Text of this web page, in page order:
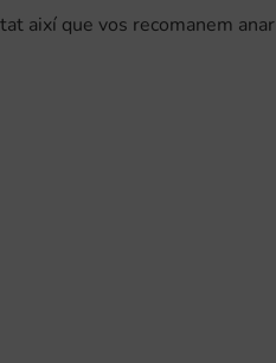
així que vos recomanem anar